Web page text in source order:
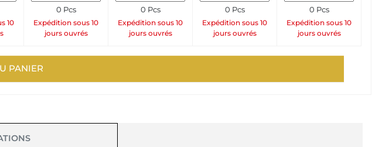
10
0 Pcs
Expédition sous 10
jours ouvrés
0 Pcs
Expédition sous 10
jours ouvrés
0 Pcs
Expédition sous 10
jours ouvrés
0 Pcs
Expédition sous 10
jours ouvrés
PANIER